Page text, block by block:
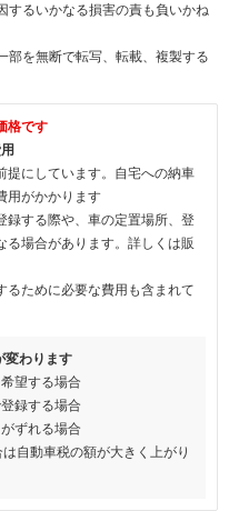
するいかなる損害の責も負いかね
を無断で転写、転載、複製する
格です
にしています。自宅への納車
用がかかります
する際や、車の定置場所、登
る場合があります。詳しくは販
ために必要な費用も含まれて
変わります
望する場合
録する場合
ずれる場合
自動車税の額が大きく上がり